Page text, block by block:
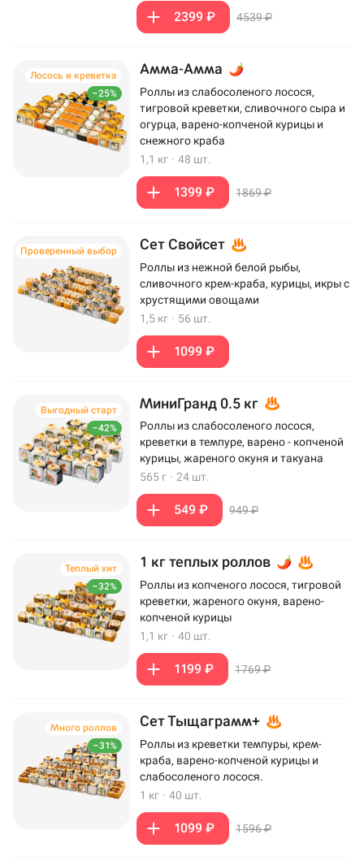
2399 ₽ 4539 ₽
–25%
Лосось и креветка Амма-Амма
Роллы из слабосоленого лосося,
тигровой креветки, сливочного сыра и
огурца, варено-копченой курицы и
снежного краба
1,1 кг · 48 шт.
1399 ₽ 1869 ₽
Проверенный выбор Сет Свойсет
Роллы из нежной белой рыбы,
сливочного крем-краба, курицы, икры с
хрустящими овощами
1,5 кг · 56 шт.
1099 ₽
–42%
Выгодный старт МиниГранд 0.5 кг
Роллы из слабосоленого лосося,
креветки в темпуре, варено - копченой
курицы, жареного окуня и такуана
565 г · 24 шт.
549 ₽ 949 ₽
–32%
Теплый хит 1 кг теплых роллов
Роллы из копченого лосося, тигровой
креветки, жареного окуня, варено-
копченой курицы
1,1 кг · 40 шт.
1199 ₽ 1769 ₽
–31%
Много роллов Сет Тыщаграмм+
Роллы из креветки темпуры, крем-
краба, варено-копченой курицы и
слабосоленого лосося.
1 кг · 40 шт.
1099 ₽ 1596 ₽